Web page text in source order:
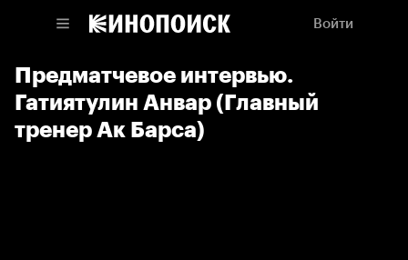
Войти
Предматчевое интервью.
Гатиятулин Анвар (Главный
тренер Ак Барса)